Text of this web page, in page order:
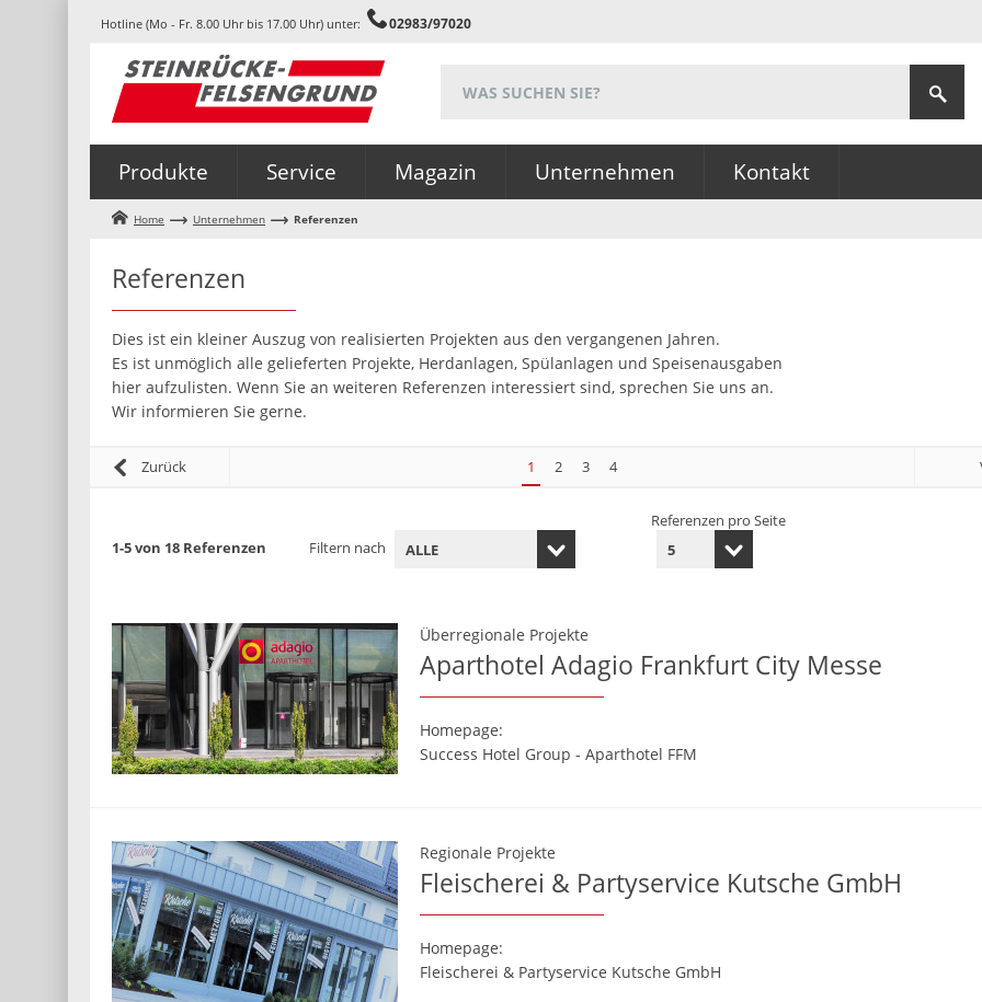
Hotline (Mo - Fr. 8.00 Uhr bis 17.00 Uhr) unter: 02983/97020
Produkte Service Magazin Unternehmen Kontakt
Home Unternehmen Referenzen
Referenzen
Dies ist ein kleiner Auszug von realisierten Projekten aus den vergangenen Jahren.
Es ist unmöglich alle gelieferten Projekte, Herdanlagen, Spülanlagen und Speisenausgaben
hier aufzulisten. Wenn Sie an weiteren Referenzen interessiert sind, sprechen Sie uns an.
Wir informieren Sie gerne.
Zurück 1 2 3 4
1-5 von 18 Referenzen Filtern nach
Referenzen pro Seite
Überregionale Projekte
Aparthotel Adagio Frankfurt City Messe
Homepage:
Success Hotel Group - Aparthotel FFM
Regionale Projekte
Fleischerei & Partyservice Kutsche GmbH
Homepage:
Fleischerei & Partyservice Kutsche GmbH